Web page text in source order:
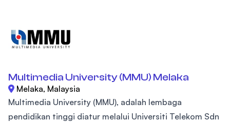
Multimedia University (MMU) Melaka
Melaka, Malaysia
Multimedia University (MMU), adalah lembaga
pendidikan tinggi diatur melalui Universiti Telekom Sdn